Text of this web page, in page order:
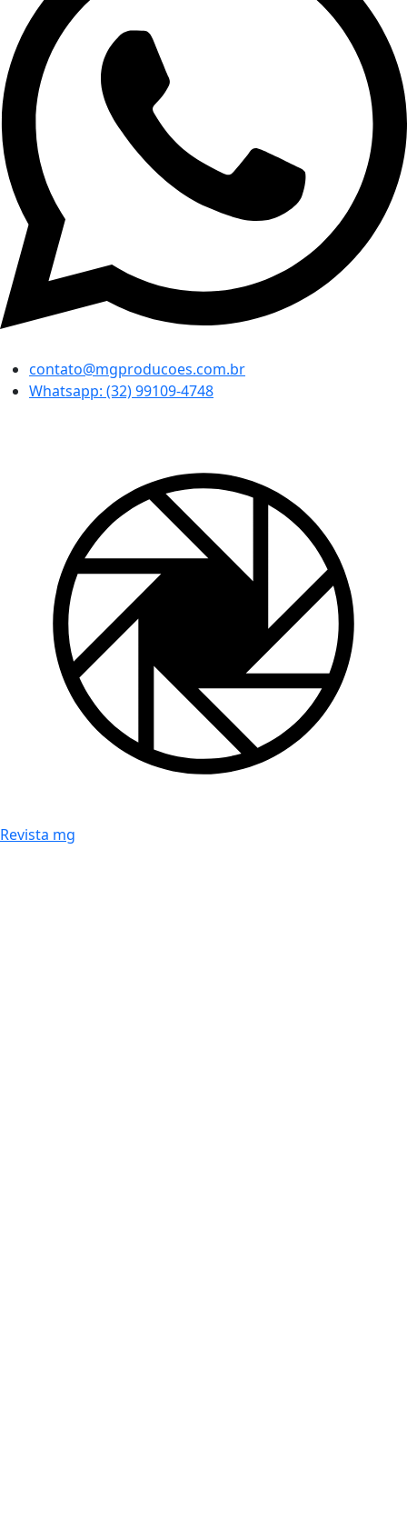
contato@mgproducoes.com.br
Whatsapp: (32) 99109-4748
Revista mg